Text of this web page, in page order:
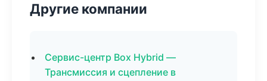
Другие компании
Сервис-центр Box Hybrid —
Трансмиссия и сцепление в